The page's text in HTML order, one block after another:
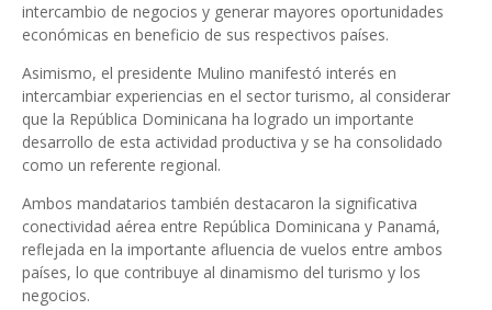
intercambio de negocios y generar mayores oportunidades
económicas en beneficio de sus respectivos países.
Asimismo, el presidente Mulino manifestó interés en
intercambiar experiencias en el sector turismo, al considerar
que la República Dominicana ha logrado un importante
desarrollo de esta actividad productiva y se ha consolidado
como un referente regional.
Ambos mandatarios también destacaron la significativa
conectividad aérea entre República Dominicana y Panamá,
reflejada en la importante afluencia de vuelos entre ambos
países, lo que contribuye al dinamismo del turismo y los
negocios.